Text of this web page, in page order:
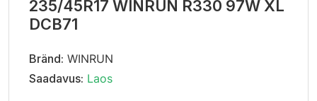
235/45R17 WINRUN R330 97W XL
DCB71
Bränd: WINRUN
Saadavus: Laos